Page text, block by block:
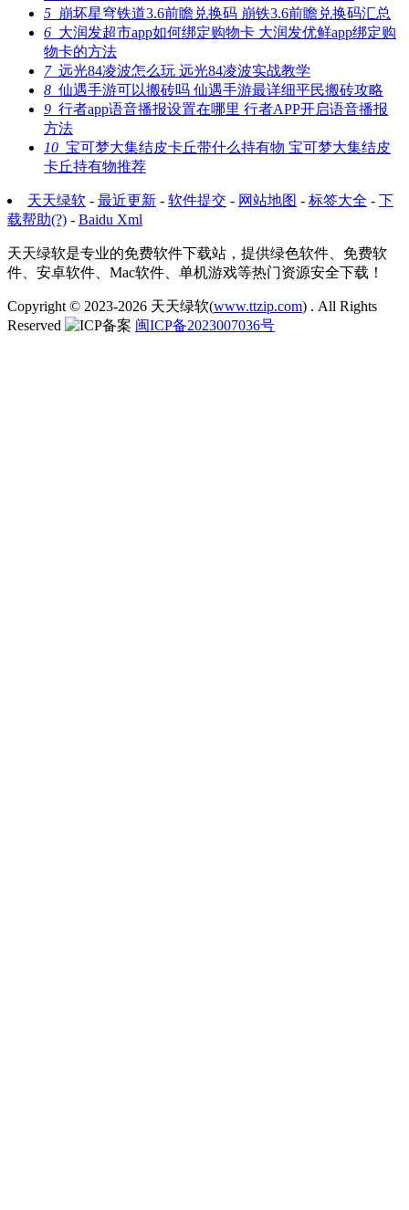
5 崩坏星穹铁道3.6前瞻兑换码 崩铁3.6前瞻兑换码汇总
6 大润发超市app如何绑定购物卡 大润发优鲜app绑定购
物卡的方法
7远光84凌波怎么玩 远光84凌波实战教学
8 仙遇手游可以搬砖吗 仙遇手游最详细平民搬砖攻略
9 行者app语音播报设置在哪里 行者APP开启语音播报
方法
10 宝可梦大集结皮卡丘带什么持有物 宝可梦大集结皮
卡丘持有物推荐
天天绿软 - 最近更新 - 软件提交 - 网站地图 - 标签大全 - 下
载帮助(?) - Baidu Xml
天天绿软是专业的免费软件下载站，提供绿色软件、免费软
件、安卓软件、Mac软件、单机游戏等热门资源安全下载！
Copyright © 2023-2026 天天绿软(www.ttzip.com) . All Rights
Reserved
闽ICP备2023007036号